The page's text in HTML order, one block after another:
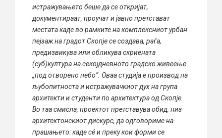
истражувањето беше да се откријат,
документираат, проучат и јавно претстават
местата каде во рамките на комплексниот урбан
пејзаж на градот Скопје се создава, раѓа,
предизвикува или обликува скриената
(суб)култура на секојдневното градско живеење
„под отворено небо“. Оваа студија е производ на
љубопитноста и истражувачкиот дух на група
архитекти и студенти по архитектура од Скопје.
Во таа смисла, проектот претставува обид, низ
архитектонскиот дискурс, да одговориме на
прашањето: каде сé и преку кои форми се